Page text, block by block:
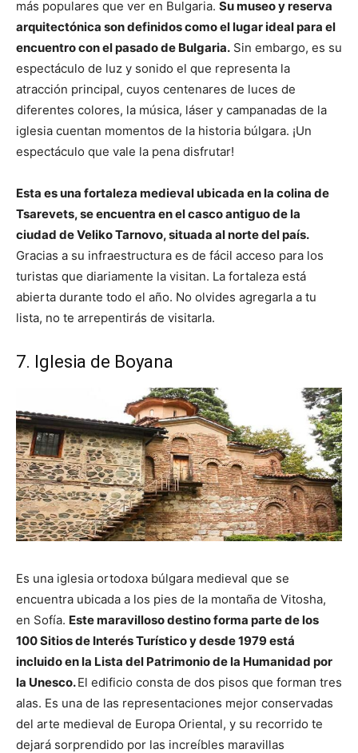
más populares que ver en Bulgaria. Su museo y reserva
arquitectónica son definidos como el lugar ideal para el
encuentro con el pasado de Bulgaria. Sin embargo, es su
espectáculo de luz y sonido el que representa la
atracción principal, cuyos centenares de luces de
diferentes colores, la música, láser y campanadas de la
iglesia cuentan momentos de la historia búlgara. ¡Un
espectáculo que vale la pena disfrutar!
Esta es una fortaleza medieval ubicada en la colina de
Tsarevets, se encuentra en el casco antiguo de la
ciudad de Veliko Tarnovo, situada al norte del país.
Gracias a su infraestructura es de fácil acceso para los
turistas que diariamente la visitan. La fortaleza está
abierta durante todo el año. No olvides agregarla a tu
lista, no te arrepentirás de visitarla.
7. Iglesia de Boyana
Es una iglesia ortodoxa búlgara medieval que se
encuentra ubicada a los pies de la montaña de Vitosha,
en Sofía. Este maravilloso destino forma parte de los
100 Sitios de Interés Turístico y desde 1979 está
incluido en la Lista del Patrimonio de la Humanidad por
la Unesco.El edificio consta de dos pisos que forman tres
alas. Es una de las representaciones mejor conservadas
del arte medieval de Europa Oriental, y su recorrido te
dejará sorprendido por las increíbles maravillas